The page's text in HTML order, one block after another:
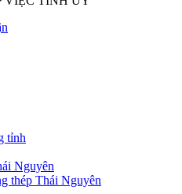
tỉnh
Nguyên
thép Thái Nguyên